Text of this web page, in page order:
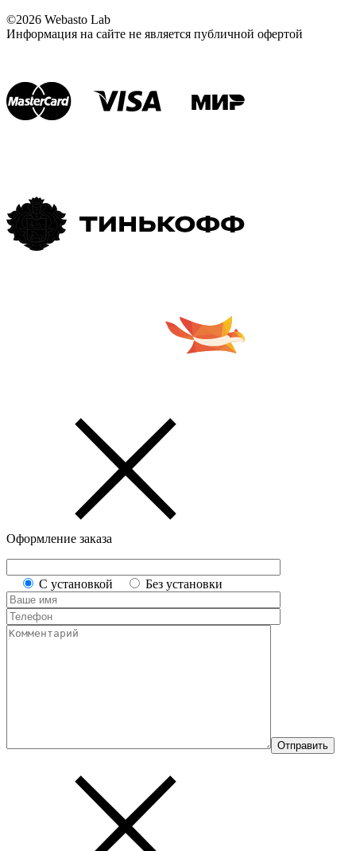
©2026 Webasto Lab
Информация на сайте не является публичной офертой
Оформление заказа
С установкой Без установки